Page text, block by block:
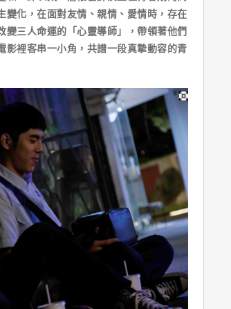
變化，在面對友情、親情、愛情時，存在
三人命運的「心靈導師」，帶領著他們
裡客串一小角，共譜一段真摯動容的青